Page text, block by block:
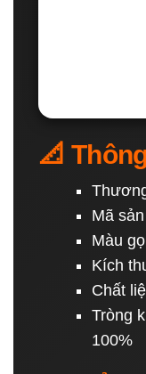
📐
Mã
Màu
Kích
Chất
Tròng
100%